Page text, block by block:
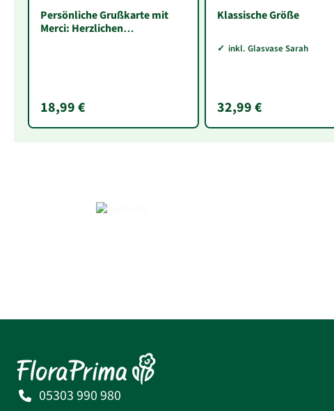
Persönliche Grußkarte mit
Merci: Herzlichen
18,99 €
Klassische Größe
inkl. Glasvase Sarah
32,99 €
05303 990 980